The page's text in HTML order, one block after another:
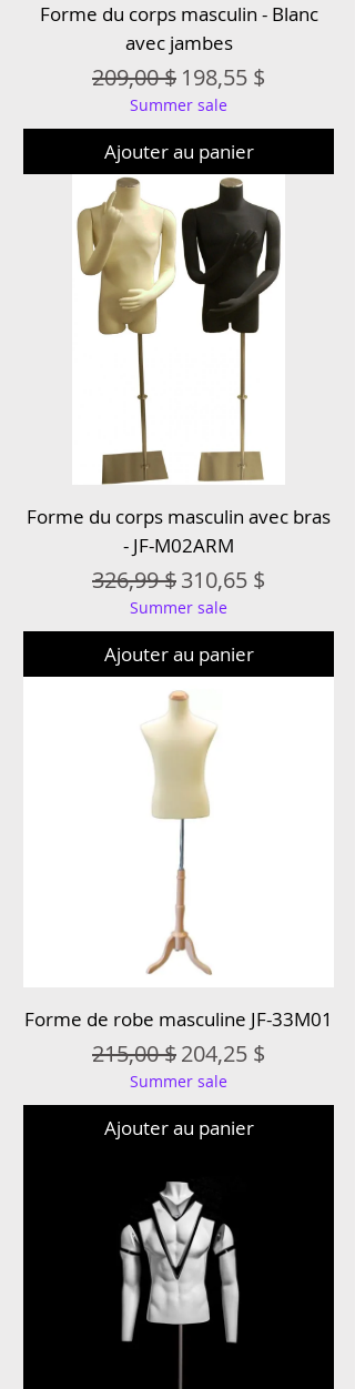
Forme du corps masculin - Blanc
avec jambes
Prix original
209,00 $ Prix promotionnel
198,55 $
Summer sale
Ajouter au panier
Forme du corps masculin avec bras
- JF-M02ARM
Prix original
326,99 $Prix promotionnel
310,65 $
Summer sale
Ajouter au panier
Forme de robe masculine JF-33M01
Prix original
215,00 $Prix promotionnel
204,25 $
Summer sale
Ajouter au panier